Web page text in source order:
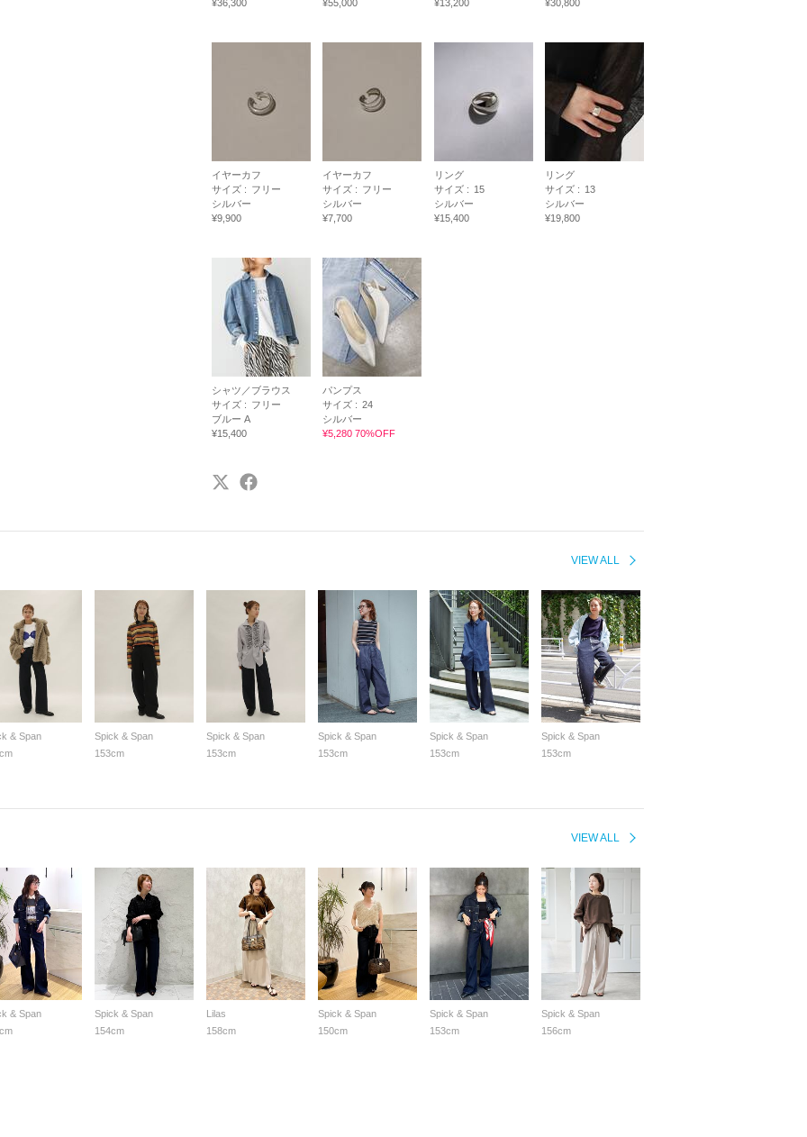
¥36,300
¥55,000
¥13,200
¥30,800
イヤーカフ
サイズ : フリー
シルバー
¥9,900
イヤーカフ
サイズ : フリー
シルバー
¥7,700
リング
サイズ : 15
シルバー
¥15,400
リング
サイズ : 13
シルバー
¥19,800
シャツ／ブラウス
サイズ : フリー
ブルー A
¥15,400
パンプス
サイズ : 24
シルバー
¥5,280 70%OFF
VIEW ALL
& Span
Spick & Span
153cm
Spick & Span
153cm
Spick & Span
153cm
Spick & Span
153cm
Spick & Span
153cm
VIEW ALL
& Span
Spick & Span
154cm
Lilas
158cm
Spick & Span
150cm
Spick & Span
153cm
Spick & Span
156cm